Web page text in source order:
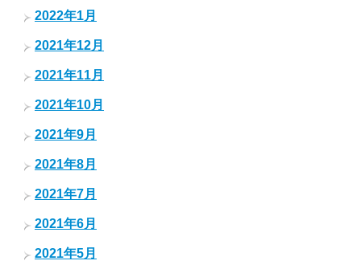
2022年1月
2021年12月
2021年11月
2021年10月
2021年9月
2021年8月
2021年7月
2021年6月
2021年5月